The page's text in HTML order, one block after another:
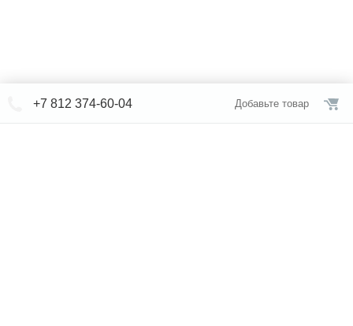
+7 812 374-60-04 Добавьте товар